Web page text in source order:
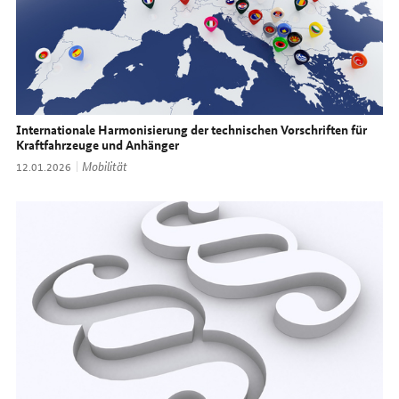
Internationale Harmonisierung der technischen Vorschriften für
Kraftfahrzeuge und Anhänger
Datum:
12.01.2026 Thema:
Mobilität